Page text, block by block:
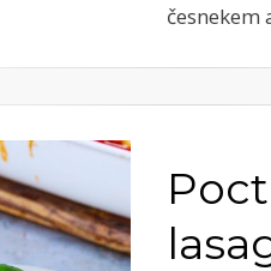
česnekem